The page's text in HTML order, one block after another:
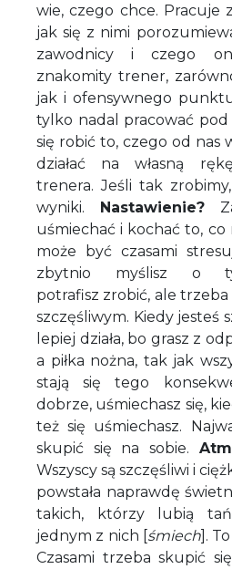
wie, czego chce. Pracuje
jak się z nimi
zawodnicy i czego
znakomity trener,
jak i ofensywnego
tylko nadal pracować
się robić to, czego od nas
działać na własną
trenera. Jeśli tak
wyniki. Nastawienie?
uśmiechać i kochać to, co
może być czasami
zbytnio myślisz o
potrafisz zrobić, ale
szczęśliwym. Kiedy jesteś
lepiej działa, bo grasz z
a piłka nożna, tak jak
stają się tego
dobrze, uśmiechasz się,
też się uśmiechasz.
skupić się na sobie.
Wszyscy są szczęśliwi i
powstała naprawdę
takich, którzy lubią
jednym z nich [śmiech].
Czasami trzeba skupić